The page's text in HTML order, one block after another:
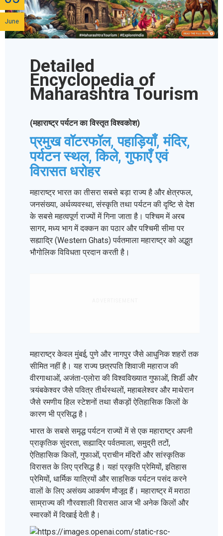
June
Detailed
Encyclopedia of
Maharashtra Tourism
(महाराष्ट्र पर्यटन का विस्तृत विश्वकोश)
प्रमुख वॉटरफॉल, पहाड़ियाँ, मंदिर,
पर्यटन स्थल, किले, गुफाएँ एवं
विरासत धरोहर
महाराष्ट्र भारत का तीसरा सबसे बड़ा राज्य है और क्षेत्रफल,
जनसंख्या, अर्थव्यवस्था, संस्कृति तथा पर्यटन की दृष्टि से देश
के सबसे महत्वपूर्ण राज्यों में गिना जाता है। पश्चिम में अरब
सागर, मध्य भाग में दक्कन का पठार और पश्चिमी सीमा पर
सह्याद्रि (Western Ghats) पर्वतमाला महाराष्ट्र को अद्भुत
भौगोलिक विविधता प्रदान करती है।
महाराष्ट्र केवल मुंबई, पुणे और नागपुर जैसे आधुनिक शहरों तक
सीमित नहीं है। यह राज्य छत्रपति शिवाजी महाराज की
वीरगाथाओं, अजंता-एलोरा की विश्वविख्यात गुफाओं, शिर्डी और
त्र्यंबकेश्वर जैसे पवित्र तीर्थस्थलों, महाबलेश्वर और माथेरान
जैसे रमणीय हिल स्टेशनों तथा सैकड़ों ऐतिहासिक किलों के
कारण भी प्रसिद्ध है।
भारत के सबसे समृद्ध पर्यटन राज्यों में से एक महाराष्ट्र अपनी
प्राकृतिक सुंदरता, सह्याद्रि पर्वतमाला, समुद्री तटों,
ऐतिहासिक किलों, गुफाओं, प्राचीन मंदिरों और सांस्कृतिक
विरासत के लिए प्रसिद्ध है। यहां प्रकृति प्रेमियों, इतिहास
प्रेमियों, धार्मिक यात्रियों और साहसिक पर्यटन पसंद करने
वालों के लिए असंख्य आकर्षण मौजूद हैं। महाराष्ट्र में मराठा
साम्राज्य की गौरवशाली विरासत आज भी अनेक किलों और
स्मारकों में दिखाई देती है।